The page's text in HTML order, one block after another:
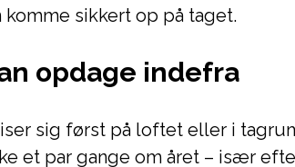
komme sikkert op på taget.
opdage indefra
sig først på loftet eller i
et par gange om året – især